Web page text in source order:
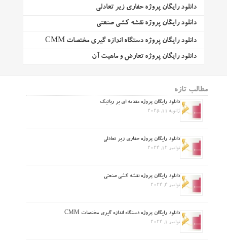
دانلود رایگان پروژه حفاری زیر تعادلی
دانلود رایگان پروژه نقشه کشی صنعتی
دانلود رایگان پروژه دستگاه اندازه گیری مختصات CMM
دانلود رایگان پروژه تعارض و ماهیت آن
مطالب تازه
دانلود رایگان پروژه مقدمه ای بر رباتیک
ژانویه 11, 2025
دانلود رایگان پروژه حفاری زیر تعادلی
نوامبر 12, 2024
دانلود رایگان پروژه نقشه کشی صنعتی
نوامبر 4, 2024
دانلود رایگان پروژه دستگاه اندازه گیری مختصات CMM
نوامبر 1, 2024